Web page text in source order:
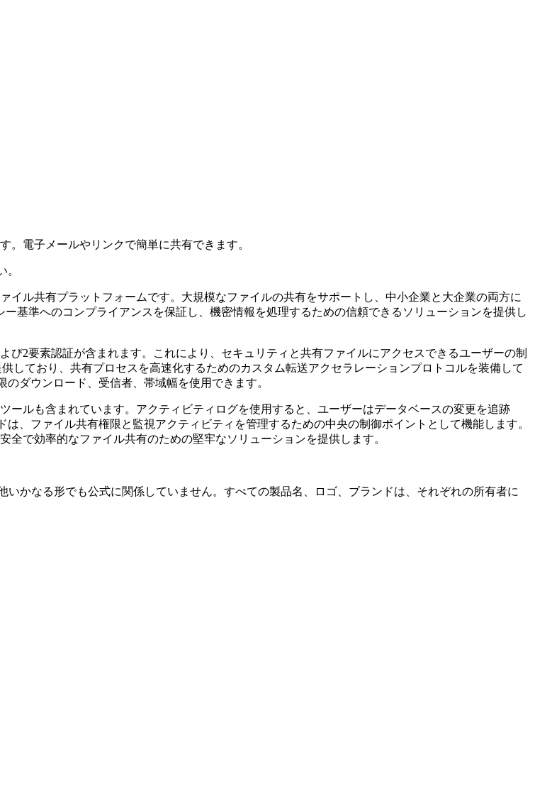
。電子メールやリンクで簡単に共有できます。
。
ル共有プラットフォームです。大規模なファイルの共有をサポートし、中小企業と大企業の両方に
基準へのコンプライアンスを保証し、機密情報を処理するための信頼できるソリューションを提供し
2要素認証が含まれます。これにより、セキュリティと共有ファイルにアクセスできるユーザーの制
しており、共有プロセスを高速化するためのカスタム転送アクセラレーションプロトコルを装備して
ダウンロード、受信者、帯域幅を使用できます。
ルも含まれています。アクティビティログを使用すると、ユーザーはデータベースの変更を追跡
、ファイル共有権限と監視アクティビティを管理するための中央の制御ポイントとして機能します。
で効率的なファイル共有のための堅牢なソリューションを提供します。
いかなる形でも公式に関係していません。すべての製品名、ロゴ、ブランドは、それぞれの所有者に